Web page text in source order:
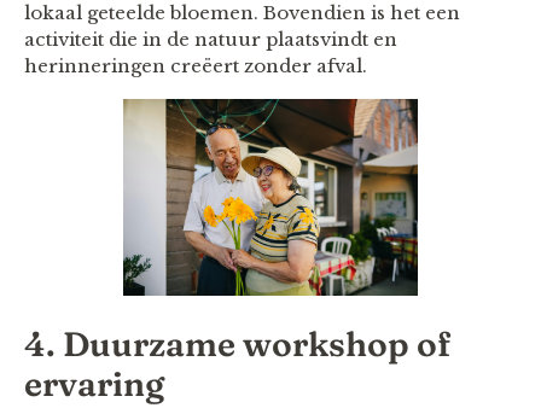
lokaal geteelde bloemen. Bovendien is het een
activiteit die in de natuur plaatsvindt en
herinneringen creëert zonder afval.
4. Duurzame workshop of
ervaring